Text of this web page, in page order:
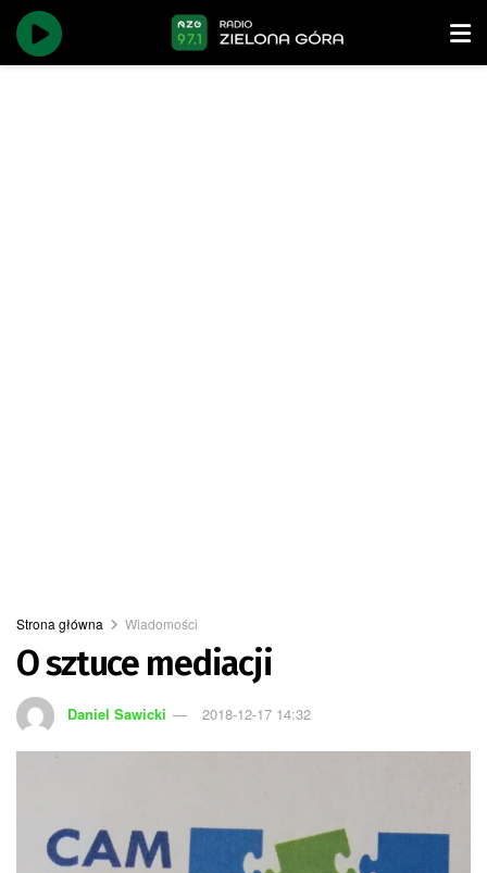
Strona główna Wiadomości
O sztuce mediacji
Daniel Sawicki 2018-12-17 14:32